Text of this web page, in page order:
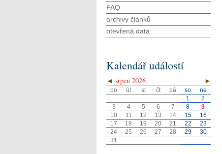
FAQ
archivy článků
otevřená data
Kalendář událostí
◄ ►
srpen 2026
po út st čt pá so
ne
1
2
3
4 5 6 7 8
9
10
11 12 13 14 15
16
17
18 19 20 21 22
23
24
25 26 27 28 29
30
31